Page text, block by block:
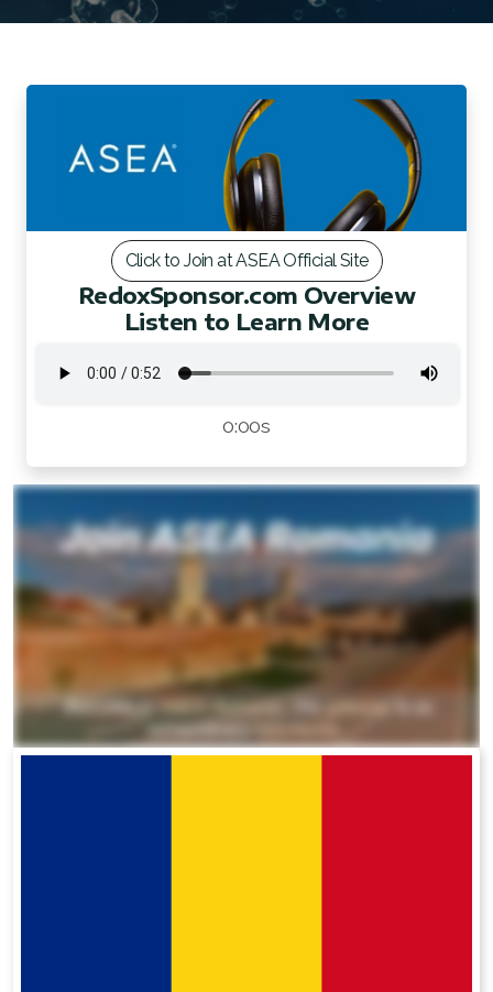
Click to Join at ASEA Official Site
RedoxSponsor.com Overview
Listen to Learn More
0:00s
FAQ 2
All ASEA Products
ASEA Redox Supplement
Redox Gold
RENU 28
RENUAdvanced Intensive